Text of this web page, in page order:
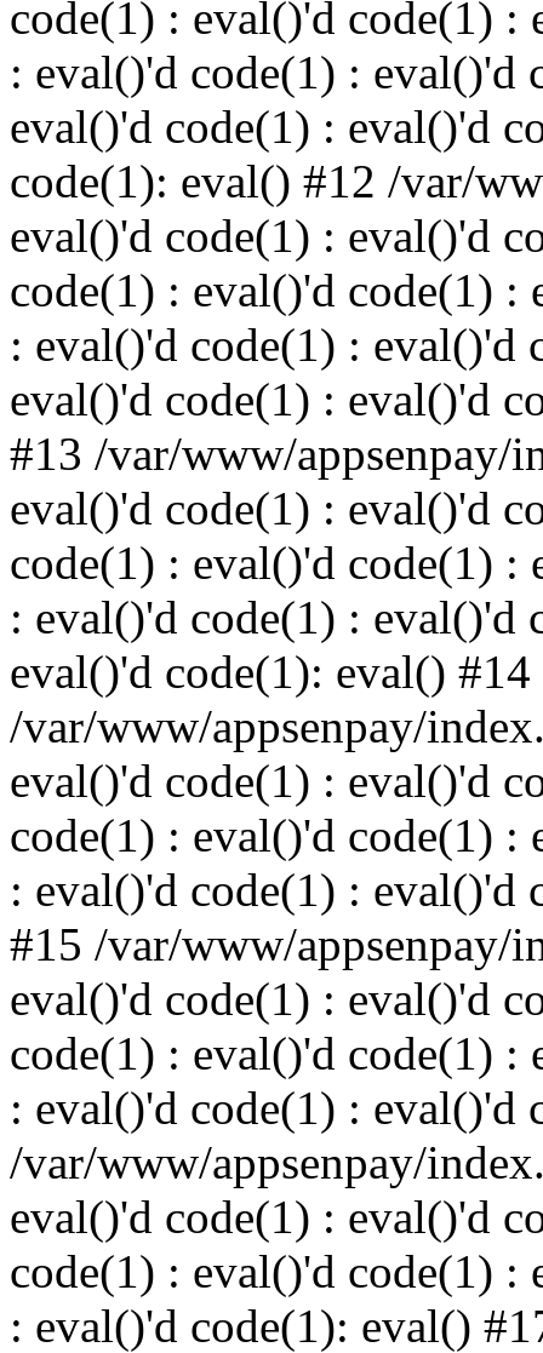
code(1) : eval()'d code(1) :
: eval()'d code(1) : eval()'d
eval()'d code(1) : eval()'d
code(1): eval() #12 /var/
eval()'d code(1) : eval()'d
code(1) : eval()'d code(1) :
: eval()'d code(1) : eval()'d
eval()'d code(1) : eval()'d
#13 /var/www/appsenpay/
eval()'d code(1) : eval()'d
code(1) : eval()'d code(1) :
: eval()'d code(1) : eval()'d
eval()'d code(1): eval() #14
/var/www/appsenpay/
eval()'d code(1) : eval()'d
code(1) : eval()'d code(1) :
: eval()'d code(1) : eval()'d
#15 /var/www/appsenpay/
eval()'d code(1) : eval()'d
code(1) : eval()'d code(1) :
: eval()'d code(1) : eval()'d
/var/www/appsenpay/
eval()'d code(1) : eval()'d
code(1) : eval()'d code(1) :
: eval()'d code(1): eval()